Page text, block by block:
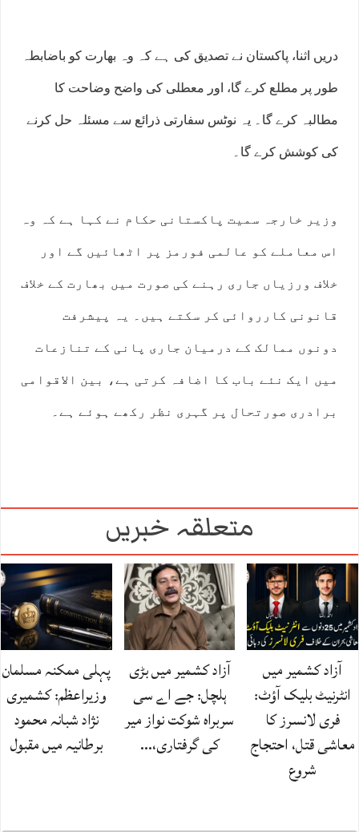
دریں اثنا، پاکستان نے تصدیق کی ہے کہ وہ بھارت کو باضابطہ
طور پر مطلع کرے گا، اور معطلی کی واضح وضاحت کا
مطالبہ کرے گا۔ یہ نوٹس سفارتی ذرائع سے مسئلہ حل کرنے
کی کوشش کرے گا۔
وزیر خارجہ سمیت پاکستانی حکام نے کہا ہے کہ وہ
اس معاملے کو عالمی فورمز پر اٹھائیں گے اور
خلاف ورزیاں جاری رہنے کی صورت میں بھارت کے خلاف
قانونی کارروائی کر سکتے ہیں۔ یہ پیشرفت
دونوں ممالک کے درمیان جاری پانی کے تنازعات
میں ایک نئے باب کا اضافہ کرتی ہے، بین الاقوامی
برادری صورتحال پر گہری نظر رکھے ہوئے ہے۔
متعلقہ خبریں
آزاد کشمیر میں
انٹرنیٹ بلیک آؤٹ:
فری لانسرز کا
معاشی قتل، احتجاج
شروع
آزاد کشمیر میں بڑی
ہلچل: جے اے سی
سربراہ شوکت نواز میر
کی گرفتاری،…
پہلی ممکنہ مسلمان
وزیراعظم: کشمیری
نژاد شبانہ محمود
برطانیہ میں مقبول